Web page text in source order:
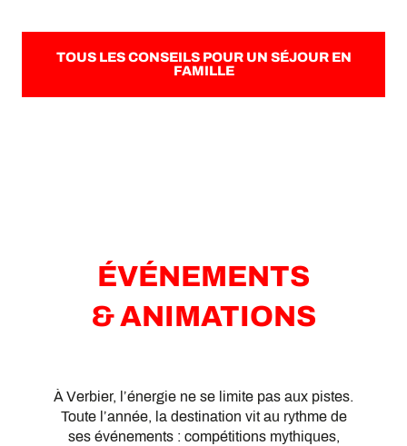
TOUS LES CONSEILS POUR UN SÉJOUR EN
FAMILLE
ÉVÉNEMENTS
& ANIMATIONS
À Verbier, l’énergie ne se limite pas aux pistes.
Toute l’année, la destination vit au rythme de
ses événements : compétitions mythiques,